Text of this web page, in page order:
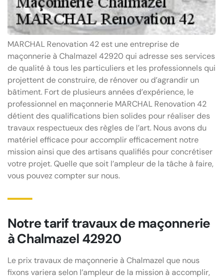
MARCHAL Renovation 42 est une entreprise de
maçonnerie à Chalmazel 42920 qui adresse ses services
de qualité à tous les particuliers et les professionnels qui
projettent de construire, de rénover ou d’agrandir un
bâtiment. Fort de plusieurs années d’expérience, le
professionnel en maçonnerie MARCHAL Renovation 42
détient des qualifications bien solides pour réaliser des
travaux respectueux des règles de l’art. Nous avons du
matériel efficace pour accomplir efficacement notre
mission ainsi que des artisans qualifiés pour concrétiser
votre projet. Quelle que soit l’ampleur de la tâche à faire,
vous pouvez compter sur nous.
Notre tarif travaux de maçonnerie
à Chalmazel 42920
Le prix travaux de maçonnerie à Chalmazel que nous
fixons variera selon l’ampleur de la mission à accomplir,